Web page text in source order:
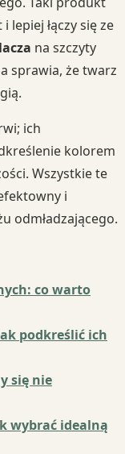
lepiej łączy się ze
na szczyty
sprawia, że twarz
ich
kolorem
Wszystkie te
i
odmładzającego.
co warto
podkreślić ich
się nie
wybrać idealną